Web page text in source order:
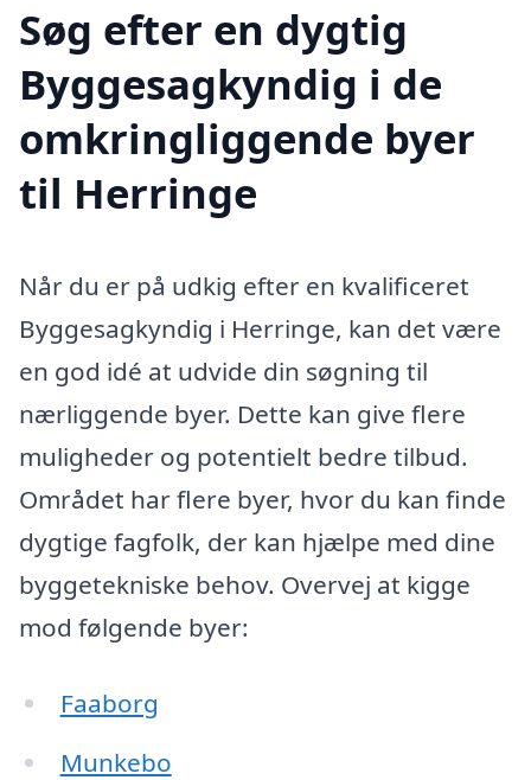
Søg efter en dygtig
Byggesagkyndig i de
omkringliggende byer
til Herringe
Når du er på udkig efter en kvalificeret
Byggesagkyndig i Herringe, kan det være
en god idé at udvide din søgning til
nærliggende byer. Dette kan give flere
muligheder og potentielt bedre tilbud.
Området har flere byer, hvor du kan finde
dygtige fagfolk, der kan hjælpe med dine
byggetekniske behov. Overvej at kigge
mod følgende byer:
Faaborg
Munkebo